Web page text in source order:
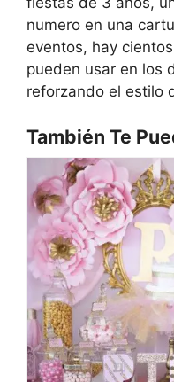
numero en una
eventos, hay
pueden usar en los
reforzando el estilo
También Te